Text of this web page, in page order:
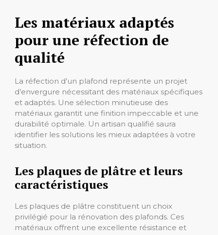
Les matériaux adaptés
pour une réfection de
qualité
La réfection d’un plafond représente un projet
d’envergure nécessitant des matériaux spécifiques
et adaptés. Une sélection minutieuse des
matériaux garantit une finition impeccable et une
durabilité optimale. Un artisan qualifié saura
identifier les solutions les mieux adaptées à votre
situation.
Les plaques de plâtre et leurs
caractéristiques
Les plaques de plâtre constituent un choix
privilégié pour la rénovation des plafonds. Ces
matériaux offrent une excellente résistance et